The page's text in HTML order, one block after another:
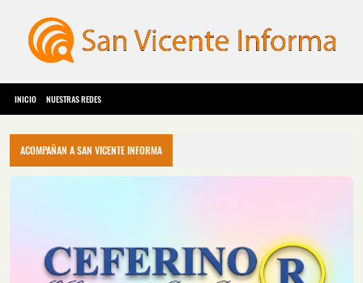
INICIO NUESTRAS REDES
ACOMPAÑAN A SAN VICENTE INFORMA